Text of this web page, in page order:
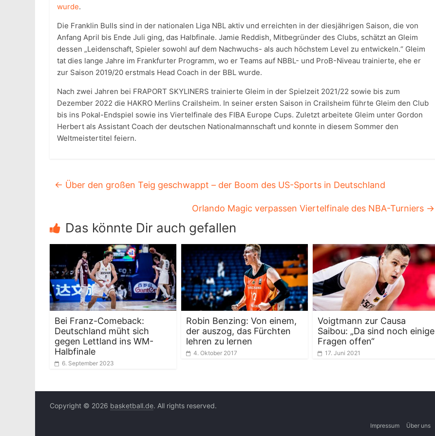
wurde.
Die Franklin Bulls sind in der nationalen Liga NBL aktiv und erreichten in der diesjährigen Saison, die von
Anfang April bis Ende Juli ging, das Halbfinale. Jamie Reddish, Mitbegründer des Clubs, schätzt an Gleim
dessen „Leidenschaft, Spieler sowohl auf dem Nachwuchs- als auch höchstem Level zu entwickeln.“ Gleim
tat dies lange Jahre im Frankfurter Programm, wo er Teams auf NBBL- und ProB-Niveau trainierte, ehe er
zur Saison 2019/20 erstmals Head Coach in der BBL wurde.
Nach zwei Jahren bei FRAPORT SKYLINERS trainierte Gleim in der Spielzeit 2021/22 sowie bis zum
Dezember 2022 die HAKRO Merlins Crailsheim. In seiner ersten Saison in Crailsheim führte Gleim den Club
bis ins Pokal-Endspiel sowie ins Viertelfinale des FIBA Europe Cups. Zuletzt arbeitete Gleim unter Gordon
Herbert als Assistant Coach der deutschen Nationalmannschaft und konnte in diesem Sommer den
Weltmeistertitel feiern.
← Über den großen Teig geschwappt – der Boom des US-Sports in Deutschland
Orlando Magic verpassen Viertelfinale des NBA-Turniers →
Das könnte Dir auch gefallen
Bei Franz-Comeback:
Deutschland müht sich
gegen Lettland ins WM-
Halbfinale
6. September 2023
Robin Benzing: Von einem,
der auszog, das Fürchten
lehren zu lernen
4. Oktober 2017
Voigtmann zur Causa
Saibou: „Da sind noch einige
Fragen offen“
17. Juni 2021
Impressum Über uns
Copyright © 2026 basketball.de. All rights reserved.